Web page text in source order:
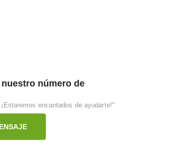
número de
encantados de ayudarte!"